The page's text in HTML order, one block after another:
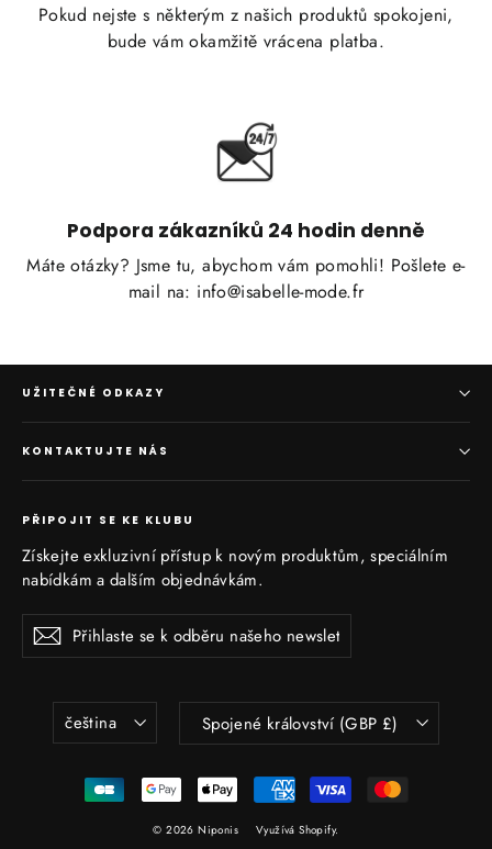
Pokud nejste s některým z našich produktů spokojeni,
bude vám okamžitě vrácena platba.
Podpora zákazníků 24 hodin denně
Máte otázky? Jsme tu, abychom vám pomohli! Pošlete e-
mail na: info@isabelle-mode.fr
UŽITEČNÉ ODKAZY
KONTAKTUJTE NÁS
PŘIPOJIT SE KE KLUBU
Získejte exkluzivní přístup k novým produktům, speciálním
nabídkám a dalším objednávkám.
Přihlaste
se
našeho
newsletteru
Zaregistrujte
se
Jazyk
čeština Vymyslet
Spojené království (GBP £)
© 2026 Niponis Využívá Shopify.